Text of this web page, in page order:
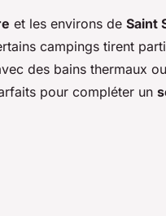
et les environs de Saint
campings tirent
des bains thermaux
pour compléter un